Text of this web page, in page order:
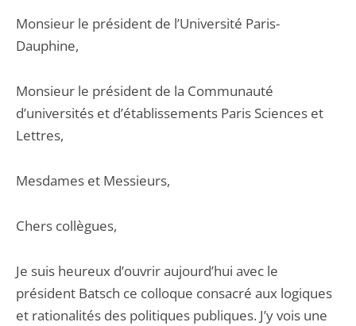
Monsieur le président de l’Université Paris-
Dauphine,
Monsieur le président de la Communauté
d’universités et d’établissements Paris Sciences et
Lettres,
Mesdames et Messieurs,
Chers collègues,
Je suis heureux d’ouvrir aujourd’hui avec le
président Batsch ce colloque consacré aux logiques
et rationalités des politiques publiques. J’y vois une